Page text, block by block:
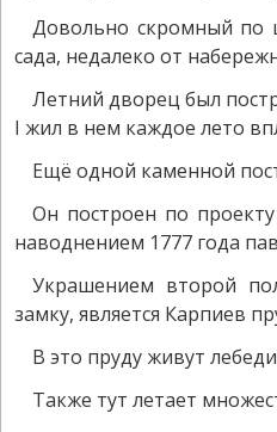
Довольно скромный по
сада, недалеко от
Летний дворец был
I жил в нем каждое лето
Ещё одной каменной
Он построен по
наводнением 1777 года
Украшением второй
замку, является Карпиев
В это пруду живут
Также тут летает